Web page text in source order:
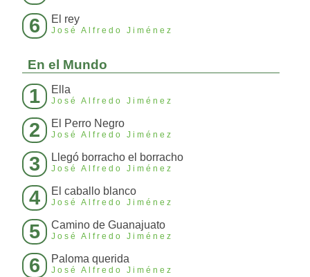
6 El rey
José Alfredo Jiménez
En el Mundo
1 Ella
José Alfredo Jiménez
2 El Perro Negro
José Alfredo Jiménez
3 Llegó borracho el borracho
José Alfredo Jiménez
4 El caballo blanco
José Alfredo Jiménez
5 Camino de Guanajuato
José Alfredo Jiménez
6 Paloma querida
José Alfredo Jiménez